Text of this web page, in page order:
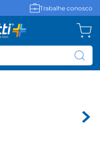
Trabalhe conosco